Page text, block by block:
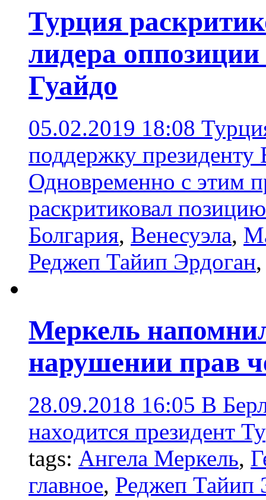
Турция
лидера
Гуайдо
05.02.2019 18:08
поддержку
Одновременно с этим
раскритиковал
Болгария, Венесуэла,
Реджеп Тайип Эрдоган
Меркель
нарушении прав
28.09.2018 16:05 В
находится президент
tags: Ангела Меркель,
главное, Реджеп Тайип